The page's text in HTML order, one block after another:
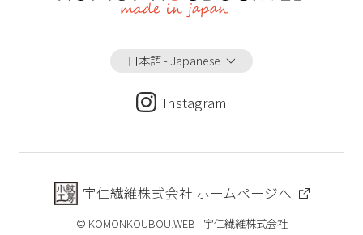
日本語 - Japanese
Instagram
宇仁繊維株式会社 ホームページへ
© KOMONKOUBOU.WEB - 宇仁繊維株式会社